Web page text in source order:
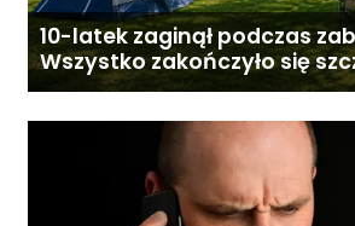
10-latek zaginął podczas
Wszystko zakończyło się